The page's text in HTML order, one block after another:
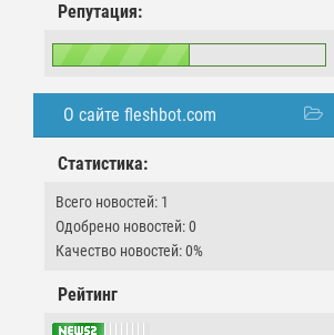
Репутация:
О сайте fleshbot.com
Статистика:
Всего новостей: 1
Одобрено новостей: 0
Качество новостей: 0%
Рейтинг